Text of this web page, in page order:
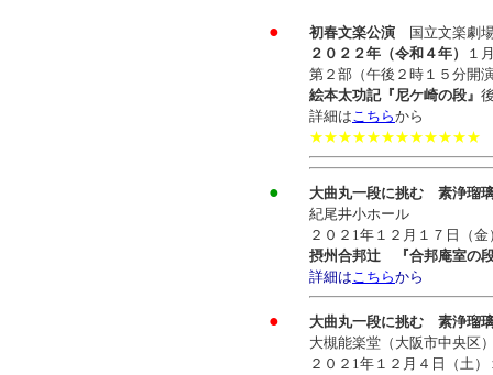
● 初春文楽公演 国立文楽劇
２０２２年（令和４年）
１
第２部（午後２時１５分開
絵本太功記『尼ケ崎の段』
詳細はこちらから
★★★★★★★★★★★★
●
大曲丸一段に挑む 素浄瑠
紀尾井小ホール
２０２1年１２月１７日（
摂州合邦辻 『合邦庵室の
詳細はこちらから
●
大曲丸一段に挑む 素浄瑠
大槻能楽堂（大阪市中央区
２０２1年１２月４日（土